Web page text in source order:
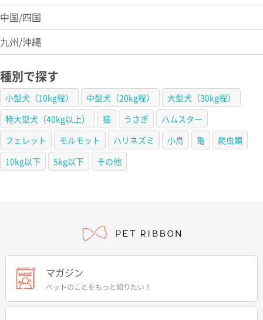
中国/四国
九州/沖縄
種別で探す
小型犬（10kg程） 中型犬（20kg程）
大型犬（30kg程）
特大型犬（40kg以上）
猫 うさぎ
ハムスター
フェレット
モルモット ハリネズミ 小鳥 亀
爬虫類
10kg以下
5kg以下 その他
マガジン
ペットのことをもっと知りたい！